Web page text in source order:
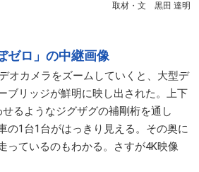
取材・文 黒田 達明
ゼロ」の中継画像
オカメラをズームしていくと、大型デ
ブリッジが鮮明に映し出された。上下
るようなジグザグの補剛桁を通し
の1台1台がはっきり見える。その奥に
っているのもわかる。さすが4K映像